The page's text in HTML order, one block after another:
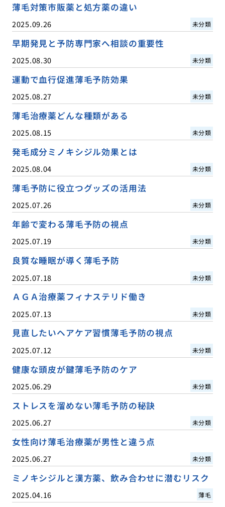
薄毛対策市販薬と処方薬の違い
2025.09.26 未分類
早期発見と予防専門家へ相談の重要性
2025.08.30 未分類
運動で血行促進薄毛予防効果
2025.08.27 未分類
薄毛治療薬どんな種類がある
2025.08.15 未分類
発毛成分ミノキシジル効果とは
2025.08.04 未分類
薄毛予防に役立つグッズの活用法
2025.07.26 未分類
年齢で変わる薄毛予防の視点
2025.07.19 未分類
良質な睡眠が導く薄毛予防
2025.07.18 未分類
ＡＧＡ治療薬フィナステリド働き
2025.07.13 未分類
見直したいヘアケア習慣薄毛予防の視点
2025.07.12 未分類
健康な頭皮が鍵薄毛予防のケア
2025.06.29 未分類
ストレスを溜めない薄毛予防の秘訣
2025.06.27 未分類
女性向け薄毛治療薬が男性と違う点
2025.06.27 未分類
ミノキシジルと漢方薬、飲み合わせに潜むリスク
2025.04.16 薄毛